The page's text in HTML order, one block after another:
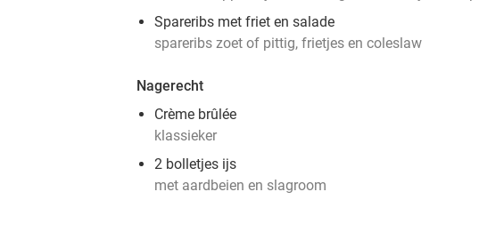
Spareribs met friet en salade
spareribs zoet of pittig, frietjes en coleslaw
Nagerecht
Crème brûlée
klassieker
2 bolletjes ijs
met aardbeien en slagroom